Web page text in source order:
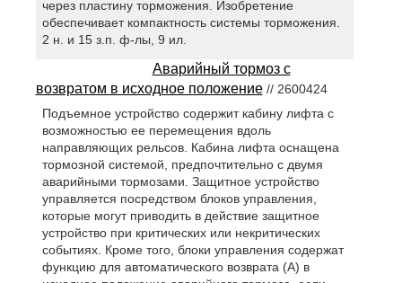
через пластину торможения. Изобретение
обеспечивает компактность системы торможения.
2 н. и 15 з.п. ф-лы, 9 ил.
Аварийный тормоз с
возвратом в исходное положение// 2600424
Подъемное устройство содержит кабину лифта с
возможностью ее перемещения вдоль
направляющих рельсов. Кабина лифта оснащена
тормозной системой, предпочтительно с двумя
аварийными тормозами. Защитное устройство
управляется посредством блоков управления,
которые могут приводить в действие защитное
устройство при критических или некритических
событиях. Кроме того, блоки управления содержат
функцию для автоматического возврата (A) в